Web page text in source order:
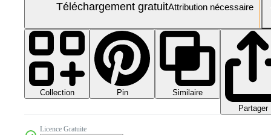
Téléchargement gratuitAttribution nécessaire
Collection Pin
Similaire
Partager
Licence Gratuite